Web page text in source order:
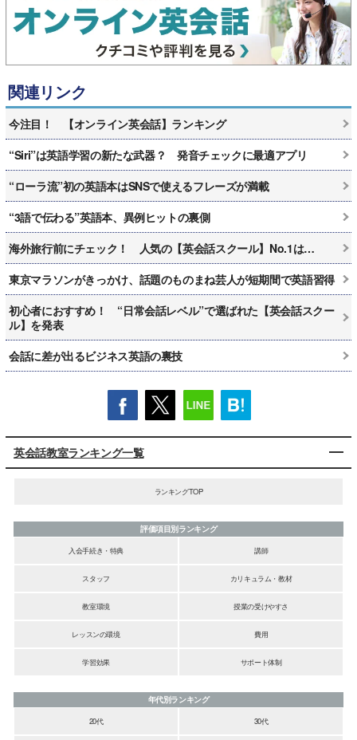
関連リンク
今注目！ 【オンライン英会話】ランキング
“Siri”は英語学習の新たな武器？ 発音チェックに最適アプリ
“ローラ流”初の英語本はSNSで使えるフレーズが満載
“3語で伝わる”英語本、異例ヒットの裏側
海外旅行前にチェック！ 人気の【英会話スクール】No.1は…
東京マラソンがきっかけ、話題のものまね芸人が短期間で英語習得
初心者におすすめ！ “日常会話レベル”で選ばれた【英会話スクー
ル】を発表
会話に差が出るビジネス英語の裏技
英会話教室ランキング一覧
ランキングTOP
評価項目別ランキング
入会手続き・特典
講師
スタッフ カリキュラム・教材
教室環境 授業の受けやすさ
レッスンの環境 費用
学習効果 サポート体制
年代別ランキング
20代
30代